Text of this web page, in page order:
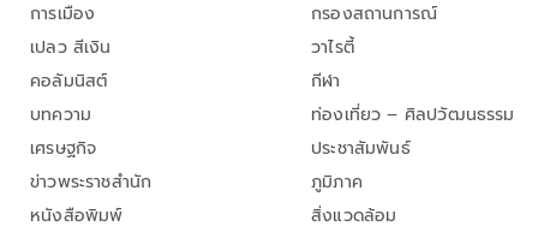
การเมือง
เปลว สีเงิน
คอลัมนิสต์
บทความ
เศรษฐกิจ
ข่าวพระราชสำนัก
หนังสือพิมพ์
กรองสถานการณ์
วาไรตี้
กีฬา
ท่องเที่ยว – ศิลปวัฒนธรรม
ประชาสัมพันธ์
ภูมิภาค
สิ่งแวดล้อม